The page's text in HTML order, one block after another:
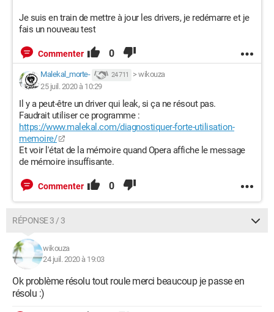
Je suis en train de mettre à jour les drivers, je redémarre et je
fais un nouveau test
Commenter 0
Malekal_morte- 24 711 > wikouza
25 juil. 2020 à 10:29
Il y a peut-être un driver qui leak, si ça ne résout pas.
Faudrait utiliser ce programme :
https://www.malekal.com/diagnostiquer-forte-utilisation-
memoire/
Et voir l'état de la mémoire quand Opera affiche le message
de mémoire insuffisante.
Commenter 0
RÉPONSE 3 / 3
wikouza
24 juil. 2020 à 19:03
Ok problème résolu tout roule merci beaucoup je passe en
résolu :)